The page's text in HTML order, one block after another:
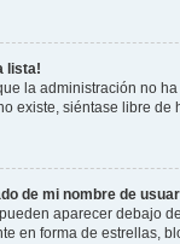
lista!
la administración no
existe, siéntase libre
de mi nombre de
aparecer debajo
en forma de estrellas,